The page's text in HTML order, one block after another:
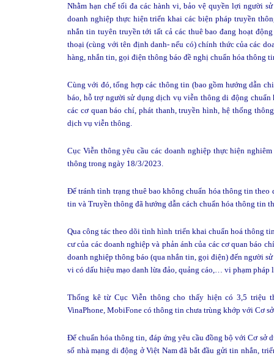
Nhằm hạn chế tối đa các hành vi, bảo vệ quyền lợi người
doanh nghiệp thực hiện triển khai các biện pháp truyền
nhắn tin tuyên truyền tới tất cả các thuê bao đang hoạt
thoại (cùng với tên định danh- nếu có) chính thức của các
hàng, nhắn tin, gọi điện thông báo đề nghị chuẩn hóa thông
Cùng với đó, tổng hợp các thông tin (bao gồm hướng dẫn
báo, hỗ trợ người sử dụng dịch vụ viễn thông di động
các cơ quan báo chí, phát thanh, truyền hình, hệ thống
dịch vụ viễn thông.
Cục Viễn thông yêu cầu các doanh nghiệp thực hiện
thông trong ngày 18/3/2023.
Để tránh tình trạng thuê bao không chuẩn hóa thông tin
tin và Truyền thông đã hướng dẫn cách chuẩn hóa thông tin
Qua công tác theo dõi tình hình triển khai chuẩn hoá thông
cư của các doanh nghiệp và phản ánh của các cơ quan báo
doanh nghiệp thông báo (qua nhắn tin, gọi điện) đến người
vi có dấu hiệu mạo danh lừa đảo, quảng cáo,… vi phạm pháp
Thống kê từ Cục Viễn thông cho thấy hiện có 3,5 triệu
VinaPhone, MobiFone có thông tin chưa trùng khớp với Cơ
Để chuẩn hóa thông tin, đáp ứng yêu cầu đồng bộ với Cơ sở
số nhà mạng di động ở Việt Nam đã bắt đầu gửi tin nhắn,